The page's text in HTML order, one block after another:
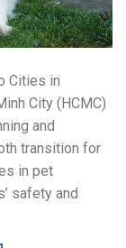
Cities in
City (HCMC)
and
transition for
in pet
safety and